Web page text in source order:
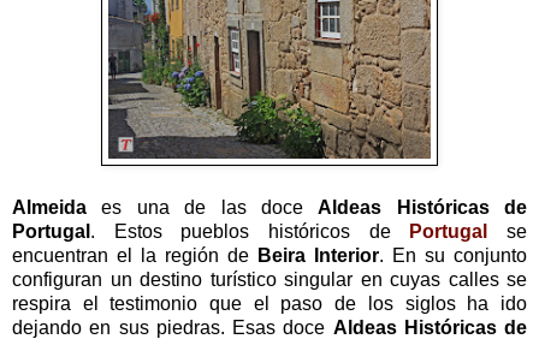
Almeidaes una de las doceAldeas Históricas de
Portugal . Estos pueblos históricos de Portugalse
encuentran el la región de Beira Interior. En su conjunto
configuran un destino turístico singular en cuyas calles se
respira el testimonio que el paso de los siglos ha ido
dejando en sus piedras. Esas doce Aldeas Históricas de